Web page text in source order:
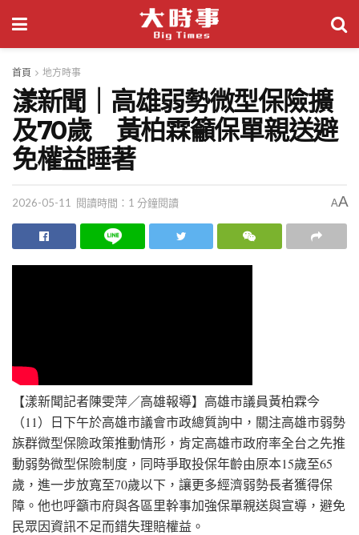
首頁 地方時事
漾新聞｜高雄弱勢微型保險擴
及70歲 黃柏霖籲保單親送避
免權益睡著
2026-05-11 閱讀時間：1 分鐘閱讀 AA
【漾新聞記者陳雯萍／高雄報導】高雄市議員黃柏霖今
（11）日下午於高雄市議會市政總質詢中，關注高雄市弱勢
族群微型保險政策推動情形，肯定高雄市政府率全台之先推
動弱勢微型保險制度，同時爭取投保年齡由原本15歲至65
歲，進一步放寬至70歲以下，讓更多經濟弱勢長者獲得保
障。他也呼籲市府與各區里幹事加強保單親送與宣導，避免
民眾因資訊不足而錯失理賠權益。